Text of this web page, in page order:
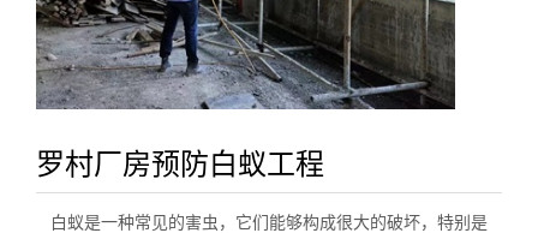
罗村厂房预防白蚁工程
白蚁是一种常见的害虫，它们能够构成很大的破坏，特别是